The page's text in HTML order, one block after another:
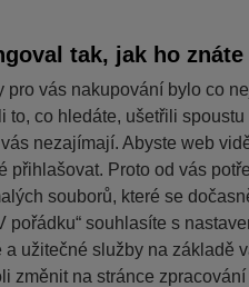
tak, jak ho
pro vás nakupování bylo co
to, co hledáte, ušetřili
nezajímají. Abyste web
přihlašovat. Proto od vás
souborů, které se
pořádku“ souhlasíte s
užitečné služby na základě
změnit na stránce